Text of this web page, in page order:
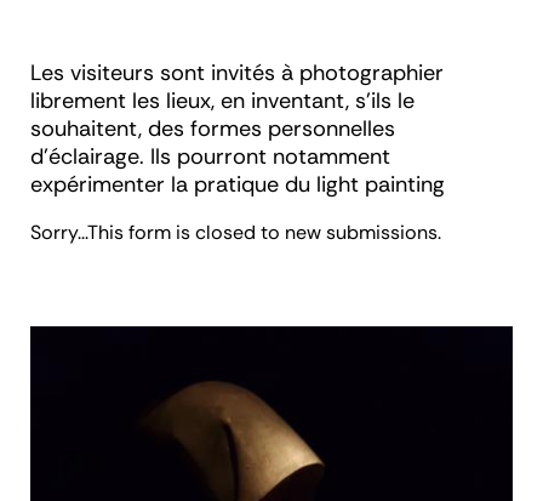
Les visiteurs sont invités à photographier
librement les lieux, en inventant, s’ils le
souhaitent, des formes personnelles
d’éclairage. Ils pourront notamment
expérimenter la pratique du light painting
Status
message
Sorry...This form is closed to new submissions.